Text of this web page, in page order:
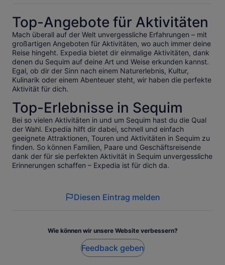
Top-Angebote für Aktivitäten
Mach überall auf der Welt unvergessliche Erfahrungen – mit
großartigen Angeboten für Aktivitäten, wo auch immer deine
Reise hingeht. Expedia bietet dir einmalige Aktivitäten, dank
denen du Sequim auf deine Art und Weise erkunden kannst.
Egal, ob dir der Sinn nach einem Naturerlebnis, Kultur,
Kulinarik oder einem Abenteuer steht, wir haben die perfekte
Aktivität für dich.
Top-Erlebnisse in Sequim
Bei so vielen Aktivitäten in und um Sequim hast du die Qual
der Wahl. Expedia hilft dir dabei, schnell und einfach
geeignete Attraktionen, Touren und Aktivitäten in Sequim zu
finden. So können Familien, Paare und Geschäftsreisende
dank der für sie perfekten Aktivität in Sequim unvergessliche
Erinnerungen schaffen – Expedia ist für dich da.
Diesen Eintrag melden
Wie können wir unsere Website verbessern?
Feedback geben